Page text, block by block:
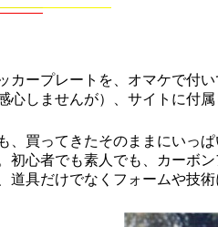
ープレートを、オマケで付
心しませんが）、サイトに付
買ってきたそのままにいっ
初心者でも素人でも、カーボ
具だけでなくフォームや技